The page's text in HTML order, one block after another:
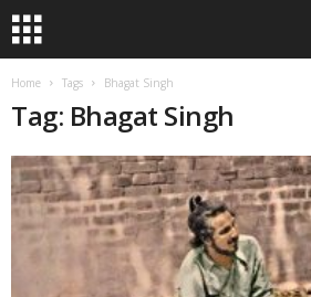
Home Tags Bhagat Singh
Tag: Bhagat Singh